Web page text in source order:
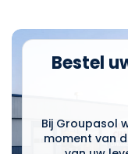
Bestel
Bij Groupasol
moment van